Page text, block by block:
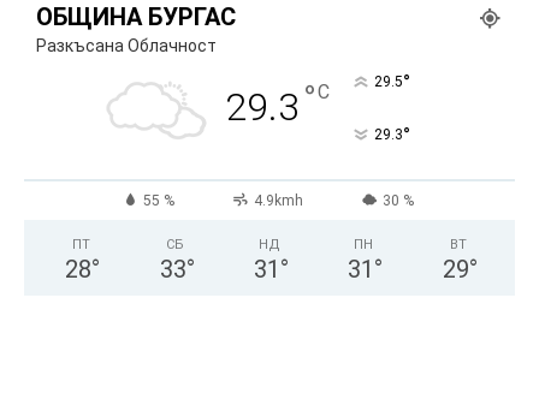
ОБЩИНА БУРГАС
Разкъсана Облачност
29.3 °C 29.5°
29.3°
55 % 4.9kmh 30 %
ПТ
28°
СБ
33°
НД
31 °
ПН
31 °
ВТ
29°